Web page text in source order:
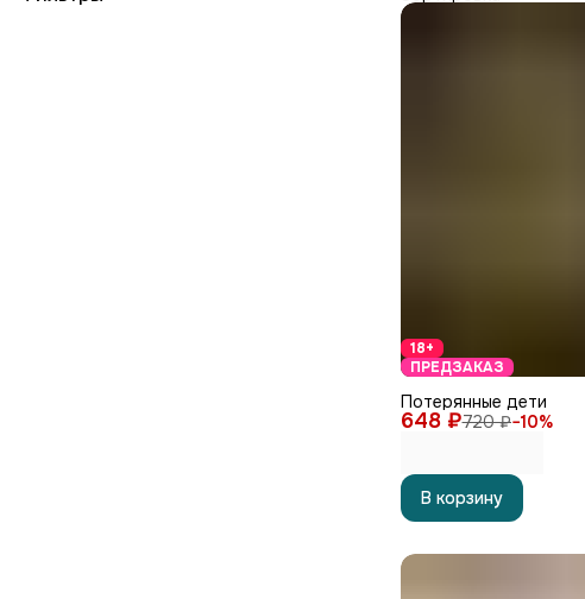
18+
ПРЕДЗАКАЗ
648 ₽720 ₽−10%
Потерянные дети
В корзину